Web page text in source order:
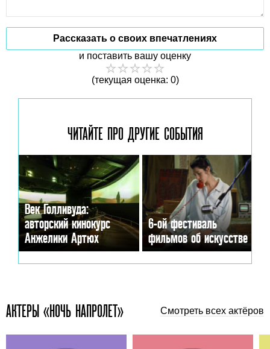
Рассказать о своих впечатлениях
и поставить вашу оценку
(текущая оценка: 0)
ЧИТАЙТЕ ПРО ДРУГИЕ СОБЫТИЯ
Век Голливуда:
авторский кинокурс
Анжелики Артюх
6-ой фестиваль
фильмов об искусстве
АКТЕРЫ «НОЧЬ НАПРОЛЕТ» Смотреть всех актёров